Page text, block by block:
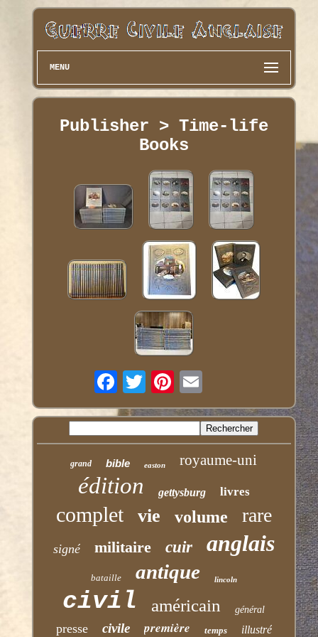
MENU
Publisher > Time-life
Books
grand bible easton royaume-uni
édition gettysburg livres
complet vie volume rare
signé militaire cuir anglais
bataille antique lincoln
civil américain général
presse civile première temps illustré